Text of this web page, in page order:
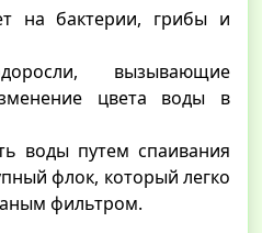
на бактерии, грибы и
вызывающие
цвета воды в
воды путем спаивания
флок, который легко
фильтром.